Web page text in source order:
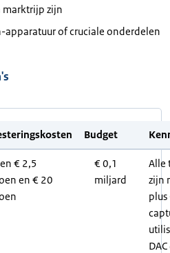
zijn
apparatuur of cruciale onderdelen
Budget
€ 2,5
en € 20
€ 0,1
miljard
Alle
zijn
plus